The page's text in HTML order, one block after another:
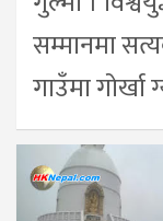
सम्मानमा
गाउँमा गोर्खा